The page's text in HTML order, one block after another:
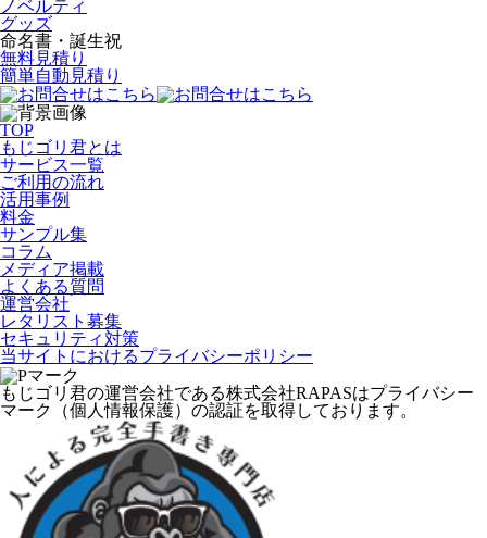
ノベルティ
グッズ
命名書・誕生祝
無料見積り
簡単自動見積り
TOP
もじゴリ君とは
サービス一覧
ご利用の流れ
活用事例
料金
サンプル集
コラム
メディア掲載
よくある質問
運営会社
レタリスト募集
セキュリティ対策
当サイトにおけるプライバシーポリシー
もじゴリ君の運営会社である株式会社RAPASはプライバシー
マーク（個人情報保護）の認証を取得しております。